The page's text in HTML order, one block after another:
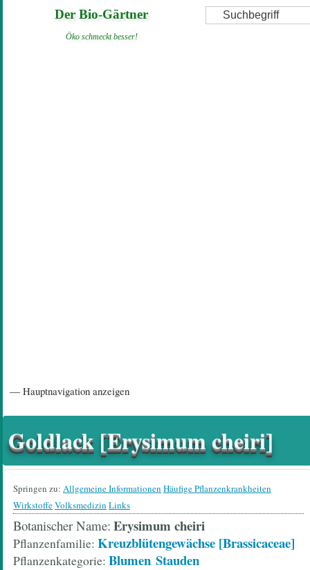
Suche
Der Bio-Gärtner
Öko schmeckt besser!
— Hauptnavigation anzeigen
Goldlack [Erysimum cheiri]
Springen zu: Allgemeine Informationen Häufige Pflanzenkrankheiten
WirkstoffeVolksmedizin Links
Botanischer Name Erysimum cheiri
Pflanzenfamilie Kreuzblütengewächse [Brassicaceae]
Pflanzenkategorie Blumen Stauden